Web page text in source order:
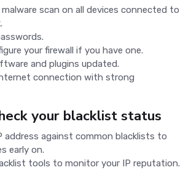
malware scan on all devices connected to
your firewall if you have one.
and plugins updated.
connection with strong
your blacklist status
address against common blacklists to
early on.
tools to monitor your IP reputation.